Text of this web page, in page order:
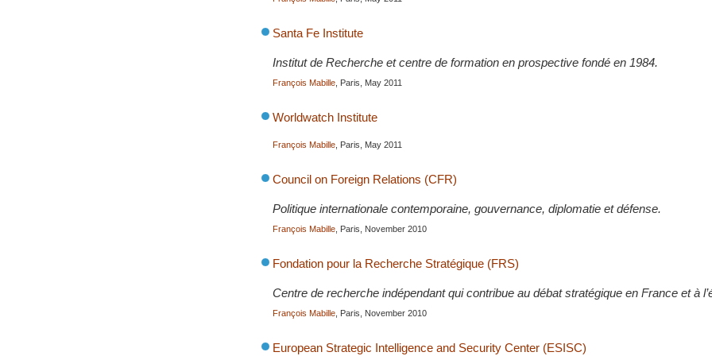
Santa Fe Institute
Institut de Recherche et centre de formation en prospective fondé en 1984.
François Mabille , Paris, May 2011
Worldwatch Institute
François Mabille , Paris, May 2011
Council on Foreign Relations (CFR)
Politique internationale contemporaine, gouvernance, diplomatie et défense.
François Mabille , Paris, November 2010
Fondation pour la Recherche Stratégique (FRS)
Centre de recherche indépendant qui contribue au débat stratégique en France et à
François Mabille , Paris, November 2010
European Strategic Intelligence and Security Center (ESISC)